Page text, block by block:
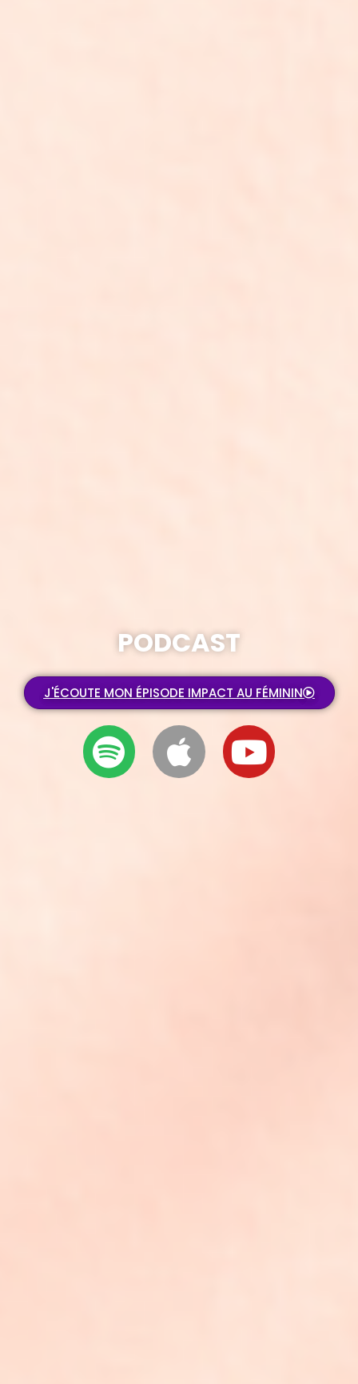
PODCAST
J'ÉCOUTE MON ÉPISODE IMPACT AU FÉMININ